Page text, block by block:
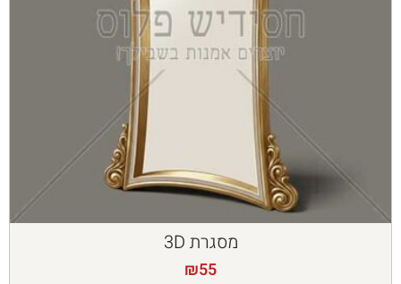
מסגרת 3D
₪55